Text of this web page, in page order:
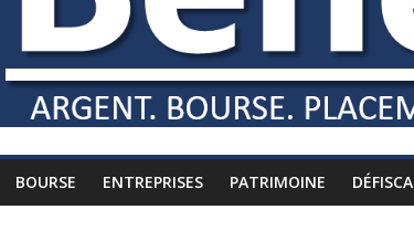
BOURSE ENTREPRISES PATRIMOINE